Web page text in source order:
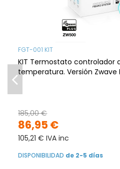
FGT-001 KIT
KIT Termostato controlador
temperatura. Versión Zwave
86,95 €
185,00 €
105,21 € IVA inc
DISPONIBILIDAD de 2-5 días